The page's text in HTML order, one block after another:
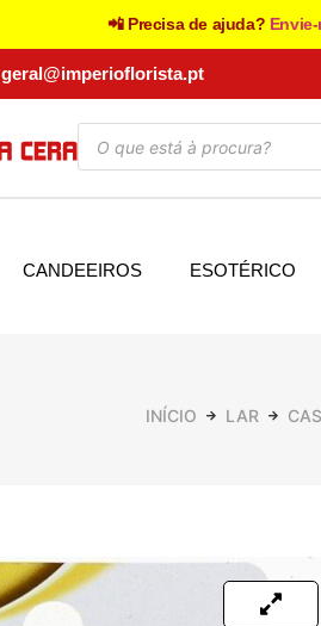
📲 Precisa de ajuda?
geral@imperioflorista.pt
CANDEEIROS ESOTÉRICO
INÍCIO LAR